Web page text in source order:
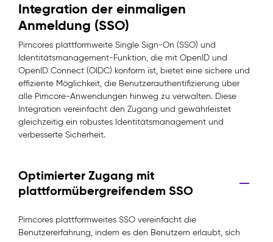
Integration der einmaligen
Anmeldung (SSO)
Pimcores plattformweite Single Sign-On (SSO) und
Identitätsmanagement-Funktion, die mit OpenID und
OpenID Connect (OIDC) konform ist, bietet eine sichere und
effiziente Möglichkeit, die Benutzerauthentifizierung über
alle Pimcore-Anwendungen hinweg zu verwalten. Diese
Integration vereinfacht den Zugang und gewährleistet
gleichzeitig ein robustes Identitätsmanagement und
verbesserte Sicherheit.
Optimierter Zugang mit
plattformübergreifendem SSO
Pimcores plattformweites SSO vereinfacht die
Benutzererfahrung, indem es den Benutzern erlaubt, sich